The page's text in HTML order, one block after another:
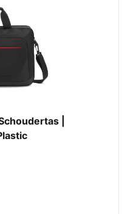
|